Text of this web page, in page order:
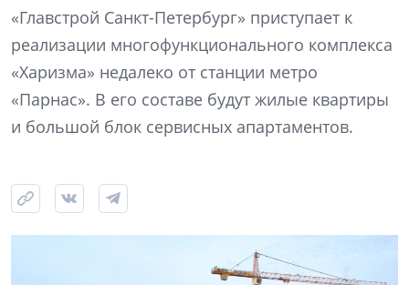
«Главстрой Санкт-Петербург» приступает к
реализации многофункционального комплекса
«Харизма» недалеко от станции метро
«Парнас». В его составе будут жилые квартиры
и большой блок сервисных апартаментов.